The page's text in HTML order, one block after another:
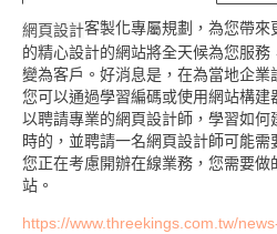
網頁設計客製化專屬規劃，為您帶
的精心設計的網站將全天候為您服
變為客戶。好消息是，在為當地企業
您可以通過學習編碼或使用網站構
以聘請專業的網頁設計師，學習如
時的，並聘請一名網頁設計師可能
您正在考慮開辦在線業務，您需要做
站。
https://www.threekings.com.tw/